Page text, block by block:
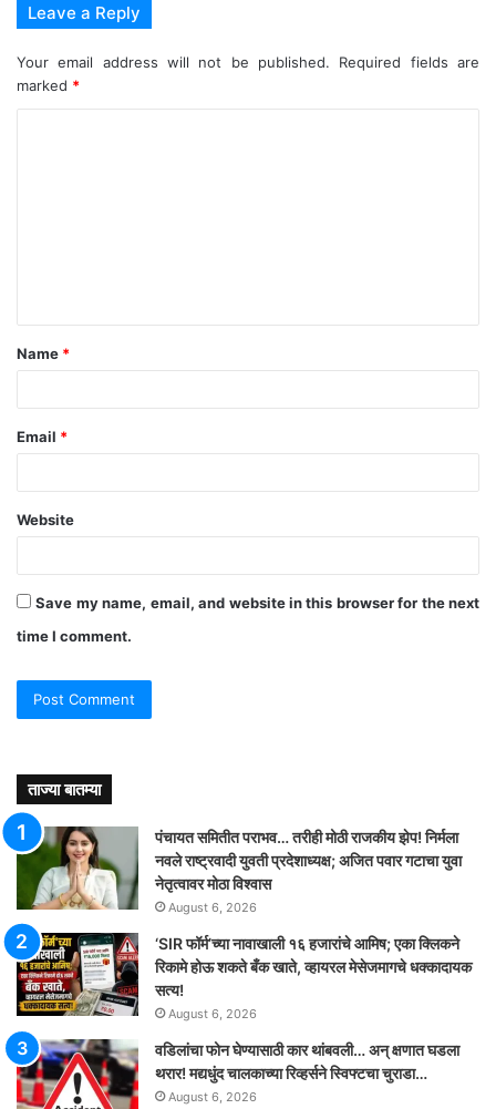
Leave a Reply
Your email address will not be published.
Required fields are
marked *
t
*
Name *
Email *
Website
Save my name, email, and website in this browser for the next
time I comment.
ताज्या बातम्या
पंचायत समितीत पराभव… तरीही मोठी राजकीय झेप! निर्मला
नवले राष्ट्रवादी युवती प्रदेशाध्यक्ष; अजित पवार गटाचा युवा
नेतृत्वावर मोठा विश्वास
August 6, 2026
‘SIR फॉर्म’च्या नावाखाली १६ हजारांचे आमिष; एका क्लिकने
रिकामे होऊ शकते बँक खाते, व्हायरल मेसेजमागचे धक्कादायक
सत्य!
August 6, 2026
वडिलांचा फोन घेण्यासाठी कार थांबवली… अन् क्षणात घडला
थरार! मद्यधुंद चालकाच्या रिव्हर्सने स्विफ्टचा चुराडा…
August 6, 2026